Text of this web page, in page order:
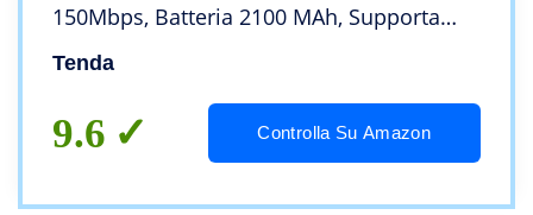
150Mbps, Batteria 2100 MAh, Supporta
l’alimentazione della porta USB, Nessuna
Colori
Tenda
9.6 Controlla Su Amazon